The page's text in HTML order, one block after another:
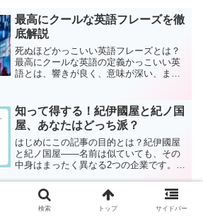
最高にクールな英語フレーズを徹
底解説
死ぬほどかっこいい英語フレーズとは？
最高にクールな英語の定義かっこいい英
語とは、響きが良く、意味が深い、また
楽、スラング、歴史的な名言などからイ
ンスピレーションを得ること...
知って得する！紀伊國屋と紀ノ国
屋、あなたはどっち派？
はじめにこの記事の目的とは？紀伊國屋
と紀ノ国屋――名前は似ていても、その
中身はまったく異なる2つの企業です。こ
いについて徹底的に比較し、あなたにと
って最適なお買い物スポットを見つける
お手伝いをします。紀伊...
「世論」は“よろん”？“せろん”？
検索 トップ サイドバー